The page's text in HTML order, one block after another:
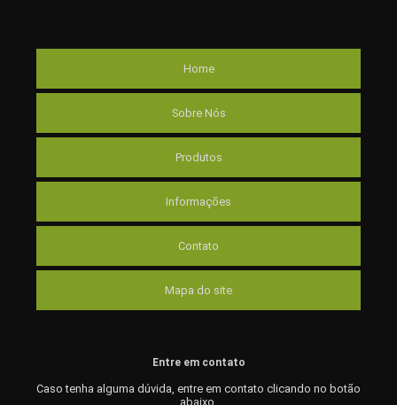
Home
Sobre Nós
Produtos
Informações
Contato
Mapa do site
Entre em contato
Caso tenha alguma dúvida, entre em contato clicando no botão
abaixo.